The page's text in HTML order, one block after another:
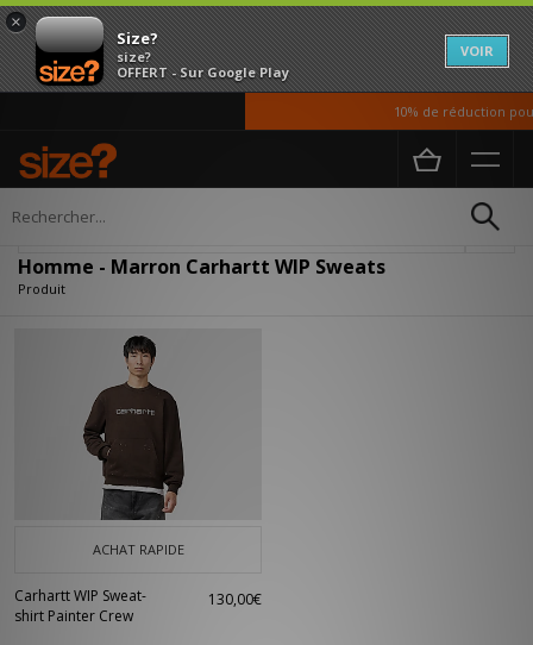
×
Size?
size?
OFFERT - Sur Google Play
VOIR
10% de réduction
Accueil Homme
Homme - Marron Carhartt WIP Sweats
Produit
ACHAT RAPIDE
Carhartt WIP Sweat-
shirt Painter Crew
130,00€